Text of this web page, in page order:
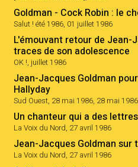
Goldman - Cock Robin : le
Salut ! été 1986, 01 juillet 1986
L'émouvant retour de Jean-
traces de son adolescence
OK !, juillet 1986
Jean-Jacques Goldman
Hallyday
Sud Ouest, 28 mai 1986, 28 mai 1986
Un chanteur qui a des
La Voix du Nord, 27 avril 1986
Jean-Jacques Goldman sur
La Voix du Nord, 27 avril 1986